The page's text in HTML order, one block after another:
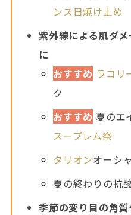
ンス日焼け止め
紫外線による肌ダ
に
おすすめ ラコリ
ク
おすすめ 夏のエ
スープレム祭
タリオンオーシ
夏の終わりの抗
季節の変り目の角